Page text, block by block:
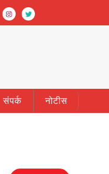
संपर्क नोटीस